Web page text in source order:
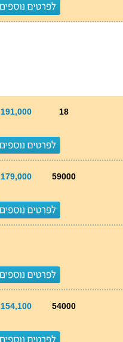
18
191,000 ₪
59000
179,000 ₪
54000
154,100 ₪